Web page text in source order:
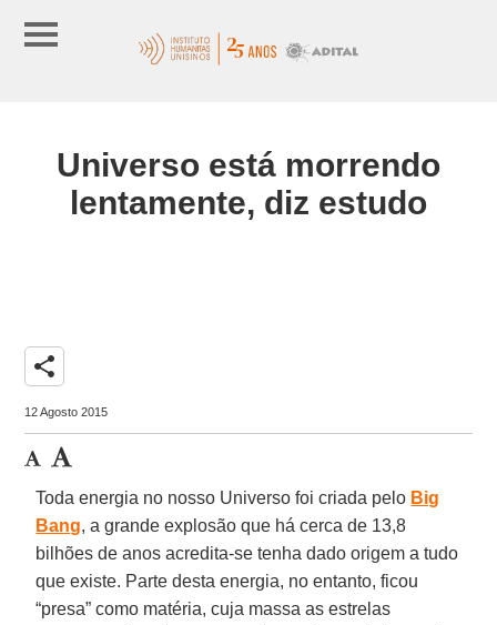
Universo está morrendo
lentamente, diz estudo
share
12 Agosto 2015
Toda energia no nosso Universo foi criada pelo Big
Bang, a grande explosão que há cerca de 13,8
bilhões de anos acredita-se tenha dado origem a tudo
que existe. Parte desta energia, no entanto, ficou
“presa” como matéria, cuja massa as estrelas